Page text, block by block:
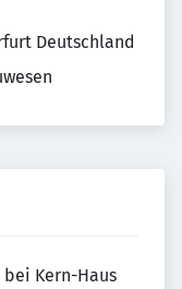
Deutschland
Kern-Haus